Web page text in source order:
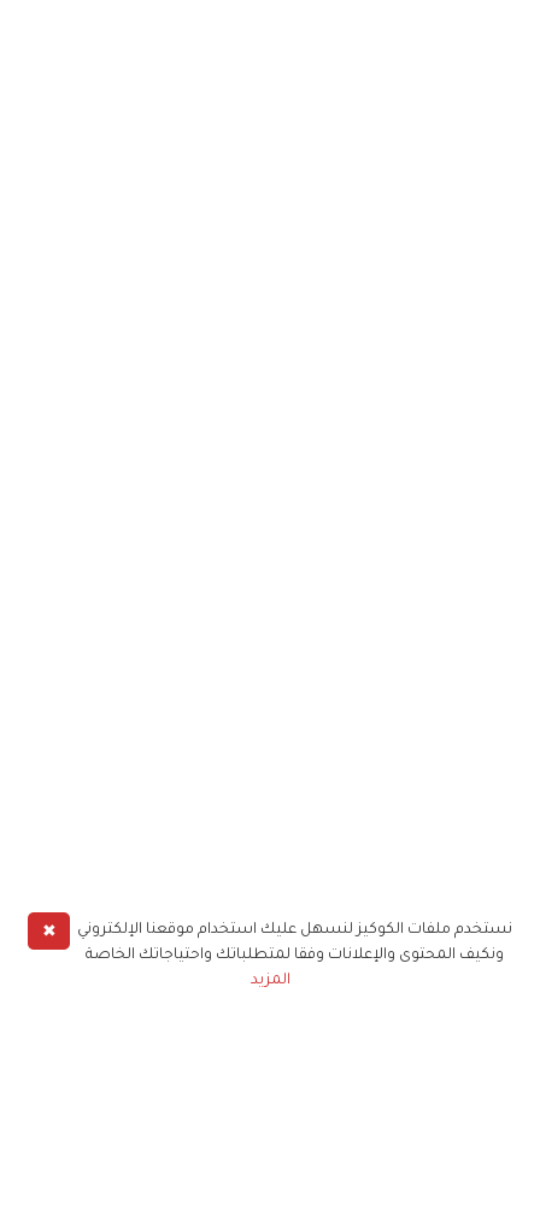
✖
نستخدم ملفات الكوكيز لنسهل عليك استخدام موقعنا الإلكتروني
ونكيف المحتوى والإعلانات وفقا لمتطلباتك واحتياجاتك الخاصة
المزيد